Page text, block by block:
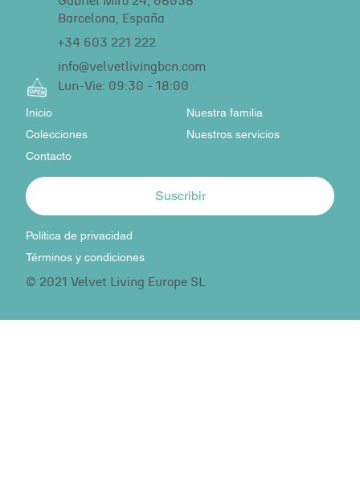
info@velvetlivingbcn.com
+34 603 221 222
Barcelona, España
Lun-Vie: 09:30 - 18:00
Colecciones Nuestros servicios
Inicio
Contacto
Nuestra familia
© 2021 Velvet Living Europe SL
Términos y condiciones
Política de privacidad
Suscribir